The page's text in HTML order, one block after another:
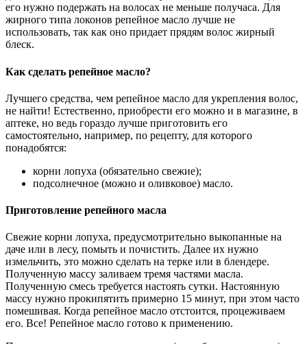
его нужно подержать на волосах не меньше получаса. Для
жирного типа локонов репейное масло лучше не
использовать, так как оно придает прядям волос жирный
блеск.
Как сделать репейное масло?
Лучшего средства, чем репейное масло для укрепления волос,
не найти! Естественно, приобрести его можно и в магазине, в
аптеке, но ведь гораздо лучше приготовить его
самостоятельно, например, по рецепту, для которого
понадобятся:
корни лопуха (обязательно свежие);
подсолнечное (можно и оливковое) масло.
Приготовление репейного масла
Свежие корни лопуха, предусмотрительно выкопанные на
даче или в лесу, помыть и почистить. Далее их нужно
измельчить, это можно сделать на терке или в блендере.
Полученную массу заливаем тремя частями масла.
Полученную смесь требуется настоять сутки. Настоянную
массу нужно прокипятить примерно 15 минут, при этом часто
помешивая. Когда репейное масло отстоится, процеживаем
его. Все! Репейное масло готово к применению.